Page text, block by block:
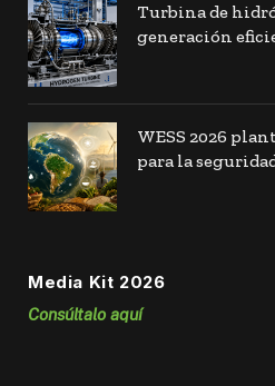
Turbina de
generación
WESS 2026
para la
Media Kit 2026
Consúltalo aquí